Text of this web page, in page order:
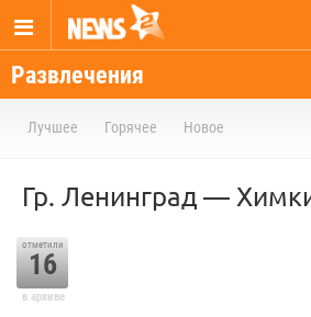
Развлечения
Лучшее Горячее Новое
Гр. Ленинград —
отметили
16
в архиве